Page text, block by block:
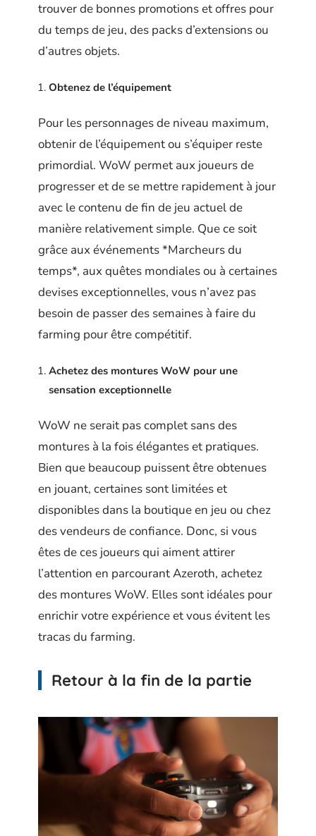
trouver de bonnes promotions et offres pour
du temps de jeu, des packs d’extensions ou
d’autres objets.
Obtenez de l’équipement
Pour les personnages de niveau maximum,
obtenir de l’équipement ou s’équiper reste
primordial. WoW permet aux joueurs de
progresser et de se mettre rapidement à jour
avec le contenu de fin de jeu actuel de
manière relativement simple. Que ce soit
grâce aux événements *Marcheurs du
temps*, aux quêtes mondiales ou à certaines
devises exceptionnelles, vous n’avez pas
besoin de passer des semaines à faire du
farming pour être compétitif.
Achetez des montures WoW pour une
sensation exceptionnelle
WoW ne serait pas complet sans des
montures à la fois élégantes et pratiques.
Bien que beaucoup puissent être obtenues
en jouant, certaines sont limitées et
disponibles dans la boutique en jeu ou chez
des vendeurs de confiance. Donc, si vous
êtes de ces joueurs qui aiment attirer
l’attention en parcourant Azeroth, achetez
des montures WoW. Elles sont idéales pour
enrichir votre expérience et vous évitent les
tracas du farming.
Retour à la fin de la partie